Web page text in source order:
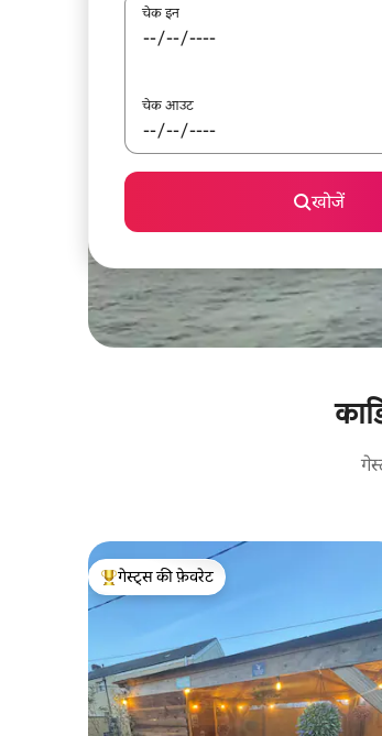
चेक इन
चेक आउट
खोजें
गेस्ट्स का टॉप फ़ेवरेट
गेस्ट्स की फ़ेवरेट